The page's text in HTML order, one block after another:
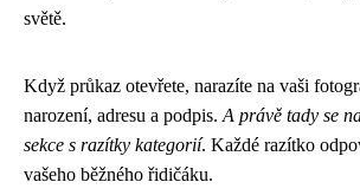
světě.
Když průkaz otevřete, narazíte na vaši
narození, adresu a podpis. A právě tady se
sekce s razítky kategorií. Každé razítko
vašeho běžného řidičáku.